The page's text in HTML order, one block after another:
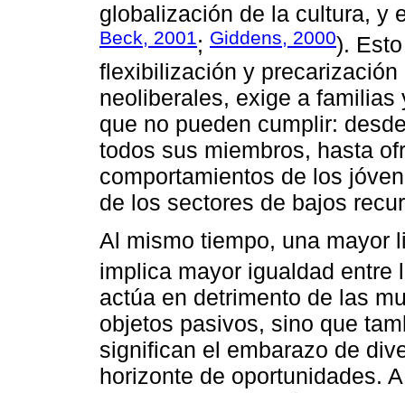
globalización de la cultura, y
Beck, 2001; Giddens, 2000).
flexibilización y
neoliberales, exige a
que no pueden cumplir:
todos sus miembros, hasta
comportamientos de los
de los sectores de bajos
Al mismo tiempo, una mayor
implica mayor igualdad entre
actúa en detrimento de las
objetos pasivos, sino que
significan el embarazo de
horizonte de oportunidades.